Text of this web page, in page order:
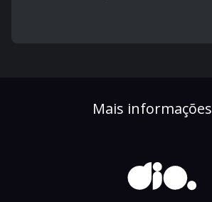
Mais informações